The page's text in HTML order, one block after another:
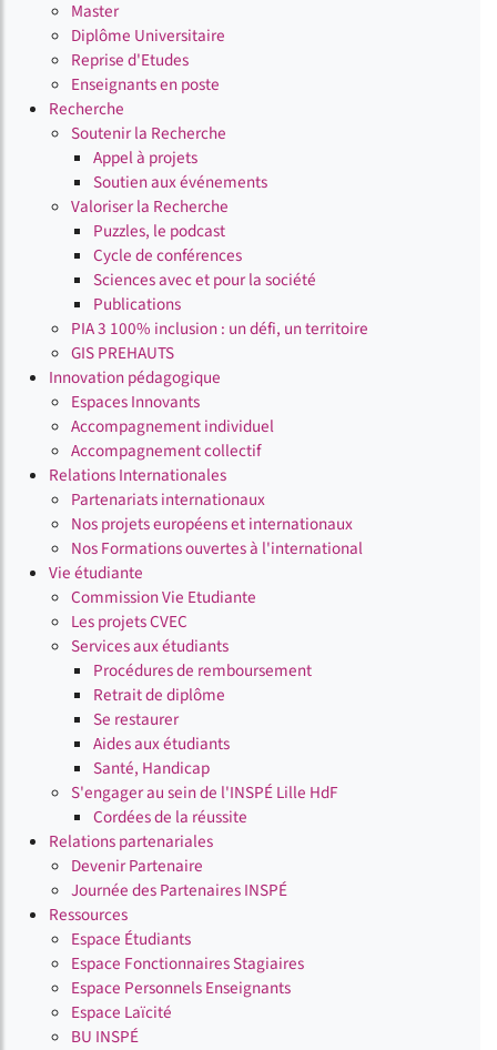
Master
Diplôme Universitaire
Reprise d'Etudes
Enseignants en poste
Recherche
Soutenir la Recherche
Appel à projets
Soutien aux événements
Valoriser la Recherche
Puzzles, le podcast
Cycle de conférences
Sciences avec et pour la société
Publications
PIA 3 100% inclusion : un défi, un territoire
GIS PREHAUTS
Innovation pédagogique
Espaces Innovants
Accompagnement individuel
Accompagnement collectif
Relations Internationales
Partenariats internationaux
Nos projets européens et internationaux
Nos Formations ouvertes à l'international
Vie étudiante
Commission Vie Etudiante
Les projets CVEC
Services aux étudiants
Procédures de remboursement
Retrait de diplôme
Se restaurer
Aides aux étudiants
Santé, Handicap
S'engager au sein de l'INSPÉ Lille HdF
Cordées de la réussite
Relations partenariales
Devenir Partenaire
Journée des Partenaires INSPÉ
Ressources
Espace Étudiants
Espace Fonctionnaires Stagiaires
Espace Personnels Enseignants
Espace Laïcité
BU INSPÉ